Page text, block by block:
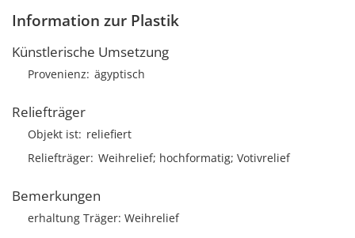
Information zur Plastik
Künstlerische Umsetzung
Provenienz ägyptisch
Reliefträger
Objekt ist reliefiert
Reliefträger Weihrelief; hochformatig; Votivrelief
Bemerkungen
erhaltung Träger: Weihrelief